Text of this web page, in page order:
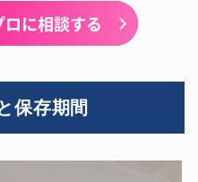
に相談する
保存期間